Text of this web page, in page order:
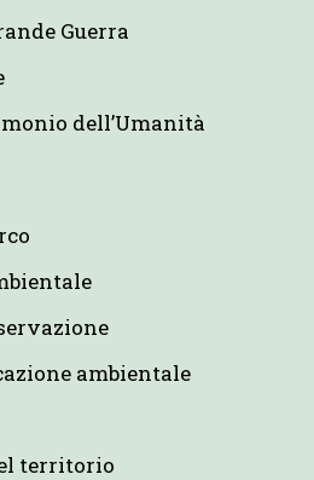
Guerra
dell’Umanità
ambientale
territorio